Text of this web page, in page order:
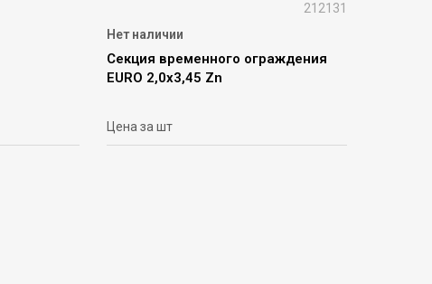
212131
Нет наличии
Секция временного ограждения
EURO 2,0х3,45 Zn
Цена за шт